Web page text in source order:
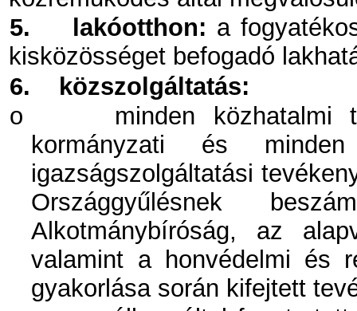
5.
lakóotthon: a
kisközösséget befogadó
6.
közszolgáltatás:
o
minden közhatalmi
kormányzati és
igazságszolgáltatási
Országgyűlésnek
Alkotmánybíróság, az
valamint a honvédelmi és
gyakorlása során kifejtett